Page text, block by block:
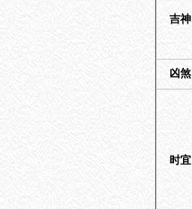
吉神
凶煞
时宜